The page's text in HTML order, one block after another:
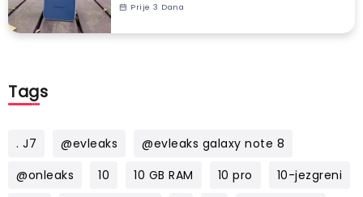
Prije 3 Dana
Tags
. J7 @evleaks
@evleaks galaxy note 8
@onleaks
10 10 GB RAM 10 pro
10-jezgreni